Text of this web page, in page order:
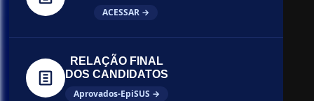
ACESSAR →
RELAÇÃO FINAL
DOS CANDIDATOS
Aprovados-EpiSUS →